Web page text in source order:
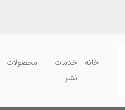
خانه
خدمات
نشر
محصولات